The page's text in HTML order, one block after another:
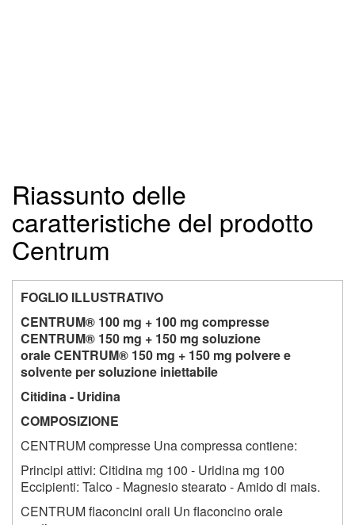
Riassunto delle
caratteristiche del prodotto
Centrum
FOGLIO ILLUSTRATIVO
CENTRUM® 100 mg + 100 mg compresse
CENTRUM® 150 mg + 150 mg soluzione
orale CENTRUM® 150 mg + 150 mg polvere e
solvente per soluzione iniettabile
Citidina - Uridina
COMPOSIZIONE
CENTRUM compresse Una compressa contiene:
Principi attivi: Citidina mg 100 - Uridina mg 100
Eccipienti: Talco - Magnesio stearato - Amido di mais.
CENTRUM flaconcini orali Un flaconcino orale